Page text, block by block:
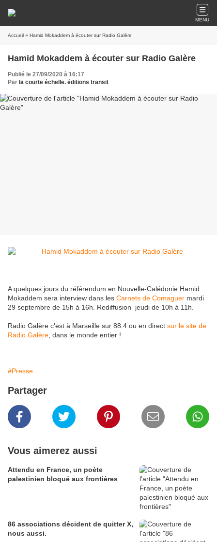
MENU
Accueil » Hamid Mokaddem à écouter sur Radio Galère
Hamid Mokaddem à écouter sur Radio Galère
Publié le 27/09/2020 à 16:17
Par la courte échelle. éditions transit
A quelques jours du référendum en Nouvelle-Calédonie Hamid
Mokaddem sera interview dans les Carnets de Comaguer mardi
29 septembre de 15h à 16h. Rediffusion jeudi de 10h à 11h.
Radio Galère c'est à Marseille sur 88.4 ou en direct sur le site de
Radio Galère , dans le monde entier !
#Presse
Partager
Vous aimerez aussi
Attendu en France, un poète
palestinien bloqué aux frontières
86 associations décident de quitter X,
nous aussi.